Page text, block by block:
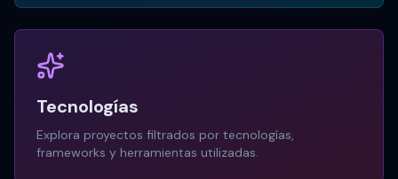
Tecnologías
Explora proyectos filtrados por tecnologías,
frameworks y herramientas utilizadas.